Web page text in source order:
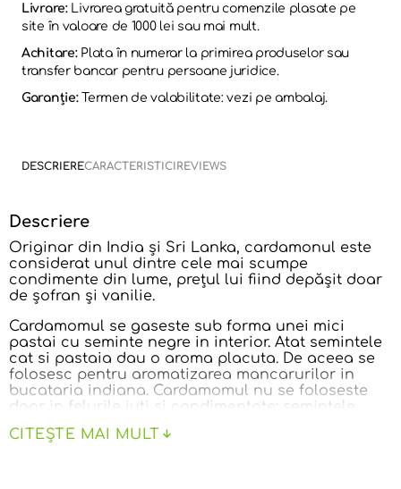
Livrare: Livrarea gratuită pentru comenzile plasate pe
site în valoare de 1000 lei sau mai mult.
Achitare: Plata în numerar la primirea produselor sau
transfer bancar pentru persoane juridice.
Garanție:Termen de valabilitate: vezi pe ambalaj.
DESCRIERECARACTERISTICIREVIEWS
Descriere
Originar din India şi Sri Lanka, cardamonul este
considerat unul dintre cele mai scumpe
condimente din lume, preţul lui fiind depăşit doar
de şofran şi vanilie.
Cardamomul se gaseste sub forma unei mici
pastai cu seminte negre in interior. Atat semintele
cat si pastaia dau o aroma placuta. De aceea se
folosesc pentru aromatizarea mancarurilor in
bucataria indiana. Cardamomul nu se foloseste
doar in felurile iuti si condimentate; semintele
completa aromele dulci ale acestora. Ceaiul de
CITEȘTE MAI MULT